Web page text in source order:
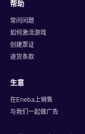
帮助
常问问题
如何激活游戏
创建票证
退货条款
生意
在Eneba上销售
与我们一起做广告